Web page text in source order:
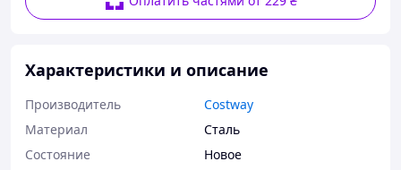
Характеристики и описание
Производитель
Costway
Материал
Сталь
Состояние
Новое